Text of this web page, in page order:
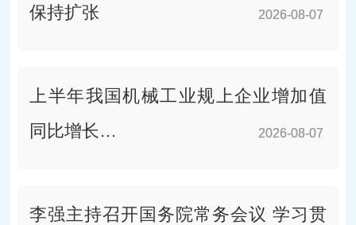
2026-08-07
保持扩张
2026-08-07
2026-08-07
上半年我国机械工业规上企业增加值
同比增长…
2026-08-07
李强主持召开国务院常务会议 学习贯